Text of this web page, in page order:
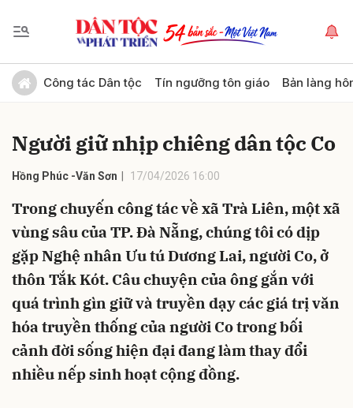
Công tác Dân tộc Tín ngưỡng tôn giáo Bản làng
Người giữ nhịp chiêng dân tộc Co
Hồng Phúc -Văn Sơn 17/04/2026 16:00
Trong chuyến công tác về xã Trà Liên, một xã
vùng sâu của TP. Đà Nẵng, chúng tôi có dịp
gặp Nghệ nhân Ưu tú Dương Lai, người Co, ở
thôn Tắk Kót. Câu chuyện của ông gắn với
quá trình gìn giữ và truyền dạy các giá trị văn
hóa truyền thống của người Co trong bối
cảnh đời sống hiện đại đang làm thay đổi
nhiều nếp sinh hoạt cộng đồng.
Gửi bình luận
Hủy Gửi